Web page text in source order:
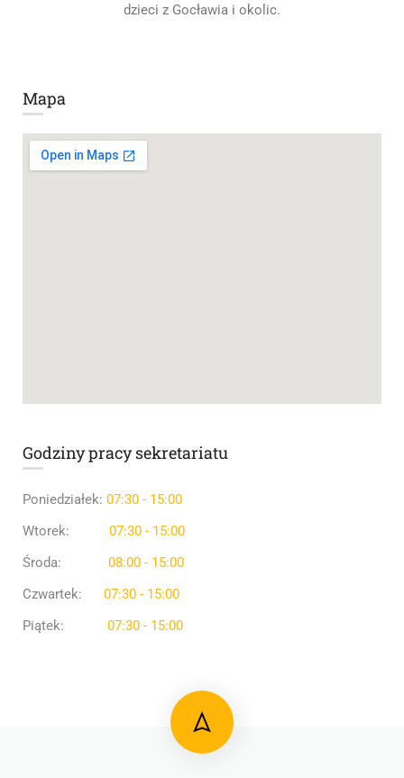
dzieci z Gocławia i okolic.
Mapa
Godziny pracy sekretariatu
Poniedziałek: 07:30 - 15:00
Wtorek: 07:30 - 15:00
Środa: 08:00 - 15:00
Czwartek: 07:30 - 15:00
Piątek: 07:30 - 15:00